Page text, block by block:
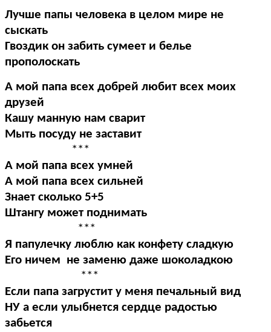
Лучше папы человека в целом мире не
сыскать
Гвоздик он забить сумеет и белье
прополоскать
А мой папа всех добрей любит всех моих
друзей
Кашу манную нам сварит
Мыть посуду не заставит
***
А мой папа всех умней
А мой папа всех сильней
Знает сколько 5+5
Штангу может поднимать
***
Я папулечку люблю как конфету сладкую
Его ничем не заменю даже шоколадкою
***
Если папа загрустит у меня печальный вид
НУ а если улыбнется сердце радостью
забьется